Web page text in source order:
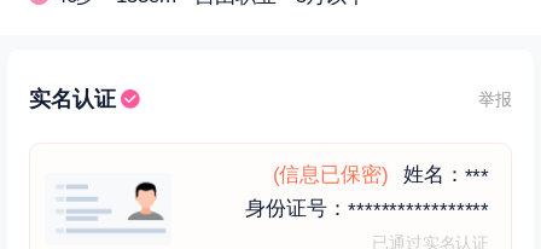
实名认证 举报
(信息已保密) 姓名： ***
身份证号： *****************
已通过实名认证